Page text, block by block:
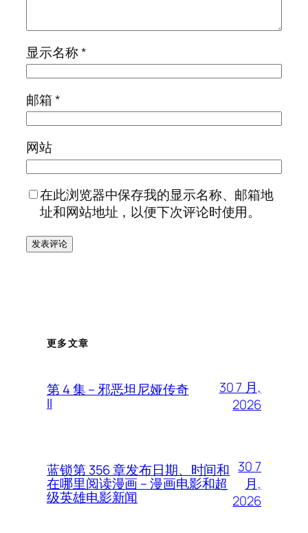
显示名称*
邮箱*
网站
在此浏览器中保存我的显示名称、邮箱地
址和网站地址，以便下次评论时使用。
更多文章
第 4 集 – 邪恶坦尼娅传奇
II
30 7 月,
2026
蓝锁第 356 章发布日期、时间和
在哪里阅读漫画 – 漫画电影和超
级英雄电影新闻
30 7
月,
2026